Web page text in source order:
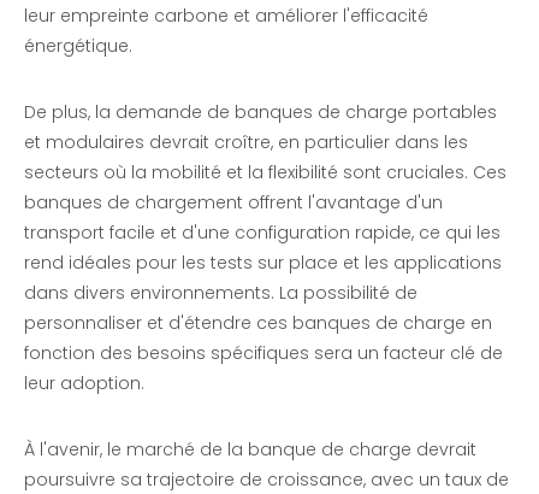
leur empreinte carbone et améliorer l'efficacité
énergétique.
De plus, la demande de banques de charge portables
et modulaires devrait croître, en particulier dans les
secteurs où la mobilité et la flexibilité sont cruciales. Ces
banques de chargement offrent l'avantage d'un
transport facile et d'une configuration rapide, ce qui les
rend idéales pour les tests sur place et les applications
dans divers environnements. La possibilité de
personnaliser et d'étendre ces banques de charge en
fonction des besoins spécifiques sera un facteur clé de
leur adoption.
À l'avenir, le marché de la banque de charge devrait
poursuivre sa trajectoire de croissance, avec un taux de